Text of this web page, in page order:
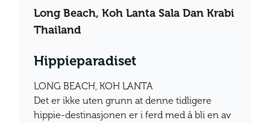
Long Beach, Koh Lanta Sala Dan Krabi
Thailand
Hippieparadiset
LONG BEACH, KOH LANTA
Det er ikke uten grunn at denne tidligere
hippie-destinasjonen er i ferd med å bli en av